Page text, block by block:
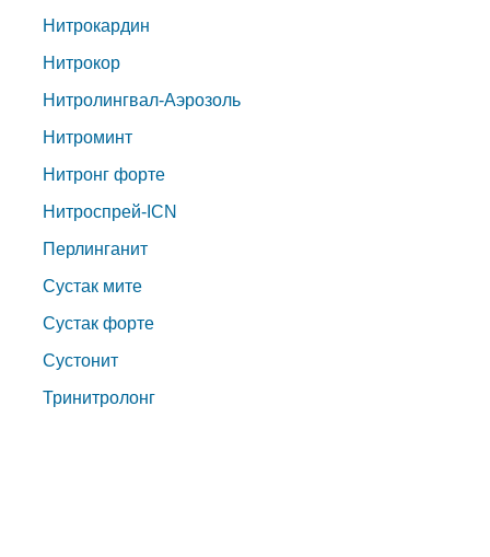
Нитрокардин
Нитрокор
Нитролингвал-Аэрозоль
Нитроминт
Нитронг форте
Нитроспрей-ICN
Перлинганит
Сустак мите
Сустак форте
Сустонит
Тринитролонг